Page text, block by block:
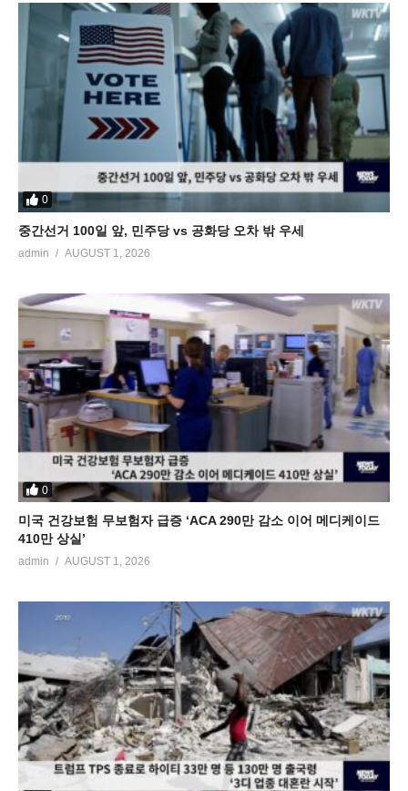
0
중간선거 100일 앞, 민주당 vs 공화당 오차 밖 우세
admin AUGUST 1, 2026
0
미국 건강보험 무보험자 급증 ‘ACA 290만 감소 이어 메디케이드
410만 상실’
admin AUGUST 1, 2026